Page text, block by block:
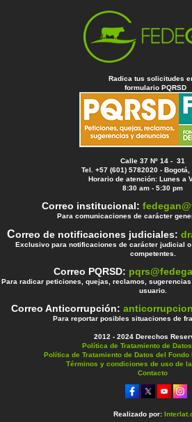
Radica tus solicitudes
formulario PQRSD
Calle 37 Nº 14 - 31
Tel. +57 (601) 5782020 - Bogotá,
Horario de atención: Lunes a
8:30 am - 5:30 pm
Correo institucional:
Para comunicaciones de carácter
Correo de notificaciones judiciales:
Exclusivo para notificaciones de carácter judicial
competentes.
Correo PQRSD:
Para radicar peticiones, quejas, reclamos,
usuario.
Correo Anticorrupción:
Para reportar posibles situaciones de
2012 - 2024 Derechos
Política de Tratamiento de
Política de Tratamiento de Datos del Fondo
Términos y condiciones de uso de la
Contacto
Realizado por: